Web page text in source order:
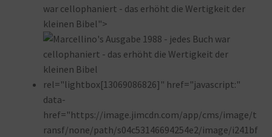
war cellophaniert - das erhöht die Wertigkeit der
kleinen Bibel">
rel="lightbox[13069086826]" href="javascript:"
data-
href="https://image.jimcdn.com/app/cms/image/t
ransf/none/path/s04c53146694254e2/image/i241bf